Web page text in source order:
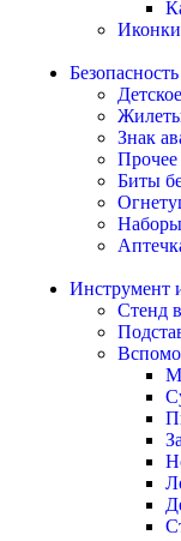
Безопасность
Знак
Прочее
Биты
Наборы
Инструмент
Стенд